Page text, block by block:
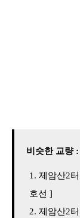
비슷한 교량 :
제암산2
호선 ]
제암산2